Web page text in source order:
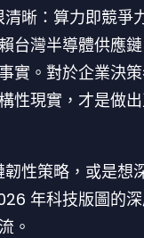
晰：算力即競爭
台灣半導體供應
實。對於企業決
性現實，才是做
性策略，或是想
年科技版圖的
。